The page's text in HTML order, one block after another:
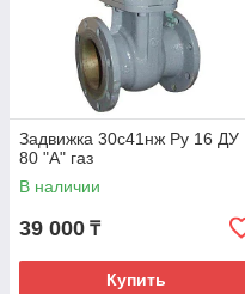
Задвижка 30с41нж Ру 16 ДУ
80 "А" газ
В наличии
39 000 ₸
Купить